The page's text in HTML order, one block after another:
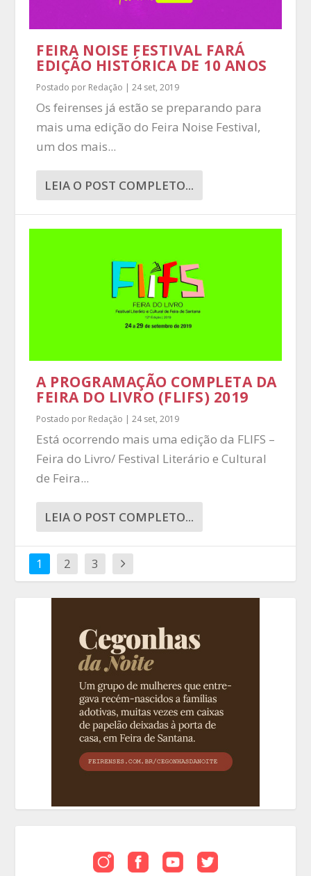
FEIRA NOISE FESTIVAL FARÁ
EDIÇÃO HISTÓRICA DE 10 ANOS
Postado por Redação |24 set, 2019
Os feirenses já estão se preparando para
mais uma edição do Feira Noise Festival,
um dos mais...
LEIA O POST COMPLETO...
A PROGRAMAÇÃO COMPLETA DA
FEIRA DO LIVRO (FLIFS) 2019
Postado por Redação |24 set, 2019
Está ocorrendo mais uma edição da FLIFS –
Feira do Livro/ Festival Literário e Cultural
de Feira...
LEIA O POST COMPLETO...
1 2 3